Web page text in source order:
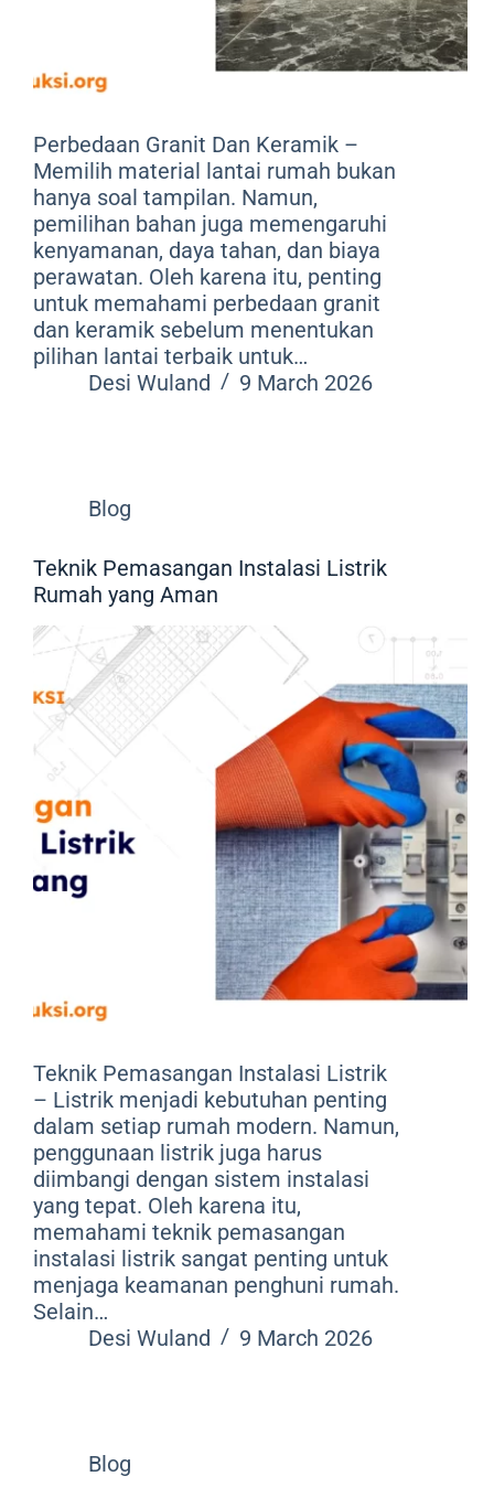
Perbedaan Granit Dan Keramik –
Memilih material lantai rumah bukan
hanya soal tampilan. Namun,
pemilihan bahan juga memengaruhi
kenyamanan, daya tahan, dan biaya
perawatan. Oleh karena itu, penting
untuk memahami perbedaan granit
dan keramik sebelum menentukan
pilihan lantai terbaik untuk…
Desi Wuland
9 March 2026
Blog
Teknik Pemasangan Instalasi Listrik
Rumah yang Aman
Teknik Pemasangan Instalasi Listrik
– Listrik menjadi kebutuhan penting
dalam setiap rumah modern. Namun,
penggunaan listrik juga harus
diimbangi dengan sistem instalasi
yang tepat. Oleh karena itu,
memahami teknik pemasangan
instalasi listrik sangat penting untuk
menjaga keamanan penghuni rumah.
Selain…
Desi Wuland
9 March 2026
Blog